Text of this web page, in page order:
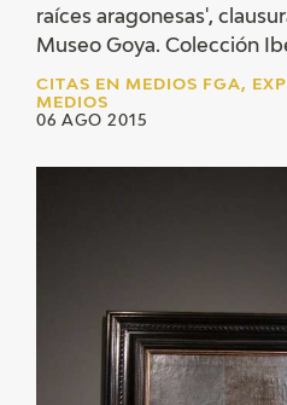
SEDE
ACTIVIDADES
raíces aragonesas',
Museo Goya. Colección
CITAS EN MEDIOS FGA,
MEDIOS
06 AGO 2015